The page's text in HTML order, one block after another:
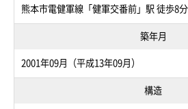
熊本市電健軍線「健軍交番前」駅 徒歩8分
築年月
2001年09月（平成13年09月）
構造